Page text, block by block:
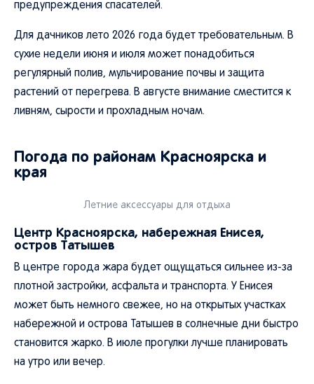
предупреждения спасателей.
Для дачников лето 2026 года будет требовательным. В
сухие недели июня и июля может понадобиться
регулярный полив, мульчирование почвы и защита
растений от перегрева. В августе внимание сместится к
ливням, сырости и прохладным ночам.
Погода по районам Красноярска и
края
Летние аксессуары для отдыха
Центр Красноярска, набережная Енисея,
остров Татышев
В центре города жара будет ощущаться сильнее из-за
плотной застройки, асфальта и транспорта. У Енисея
может быть немного свежее, но на открытых участках
набережной и острова Татышев в солнечные дни быстро
становится жарко. В июле прогулки лучше планировать
на утро или вечер.